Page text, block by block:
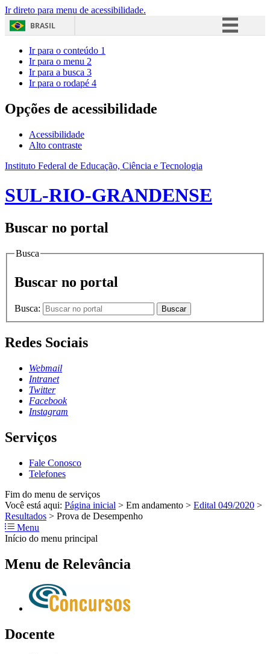
Ir direto para menu de acessibilidade.
BRASIL
Acesso à informação
Ir para o conteúdo 1
Ir para o menu 2
Ir para a busca 3
Ir para o rodapé 4
Opções de acessibilidade
Acessibilidade
Alto contraste
Instituto Federal de Educação, Ciência e Tecnologia
SUL-RIO-GRANDENSE
Buscar no portal
Busca
Buscar no portal
Busca: Buscar
Redes Sociais
Webmail
Intranet
Twitter
Facebook
Instagram
Serviços
Fale Conosco
Telefones
Fim do menu de serviços
Você está aqui: Página inicial > Em andamento > Edital 049/2020 >
Resultados > Prova de Desempenho
Menu
Início do menu principal
Menu de Relevância
Docente